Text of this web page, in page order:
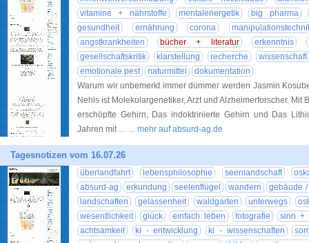
vitamine + nährstoffe
mentalenergetik
big pharma
gesundheit
ernährung corona
angstkrankheiten
bücher + literatur erkenntnis
gesellschaftskritik
klarstellung recherche
emotionale pest
naturmittel
dokumentation
Warum wir unbemerkt immer dümmer werden Jasmin
Nehls ist Molekulargenetiker, Arzt und Alzheimerforscher. Mit
erschöpfte Gehirn, Das indoktrinierte Gehirn und Das
Jahren mit … ... mehr auf absurd-ag.de
Tagesnotizen vom 16.07.26
überlandfahrt lebensphilosophie seenlandschaft
absurd-ag
erkundung seelenflügel wandern
gebäude
landschaften
gelassenheit waldgarten unterwegs
wesentlichkeit
glück einfach leben fotografie
sinn +
achtsamkeit
ki - entwicklung ki - wissenschaften